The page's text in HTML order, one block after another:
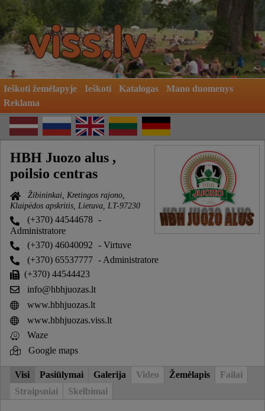
Ieškoti žemėlapyje Ieškoti Katalogas
Mano duomenys
Reklama
HBH Juozo alus ,
poilsio centras
Žibininkai, Kretingos rajono,
Klaipėdos apskritis, Lietuva, LT-97230
(+370) 44544678 -
Administratore
(+370) 46040092 - Virtuve
(+370) 65537777 - Administratore
(+370) 44544423
info@hbhjuozas.lt
www.hbhjuozas.lt
www.hbhjuozas.viss.lt
Waze
Google maps
Visi Pasiūlymai Galerija Video Žemėlapis
Failai
Straipsniai
Skelbimai